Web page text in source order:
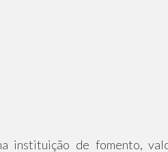
instituição de fomento,